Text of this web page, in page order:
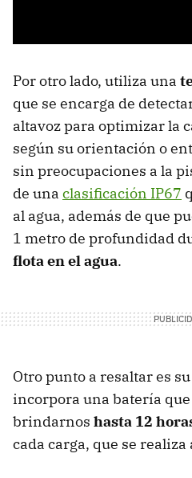
Por otro lado, utiliza una
que se encarga de
altavoz para optimizar la
según su orientación o
sin preocupaciones a la
de una clasificación IP67
al agua, además de que
1 metro de profundidad
flota en el agua.
Otro punto a resaltar es
incorpora una batería que
brindarnos hasta 12
cada carga, que se realiza